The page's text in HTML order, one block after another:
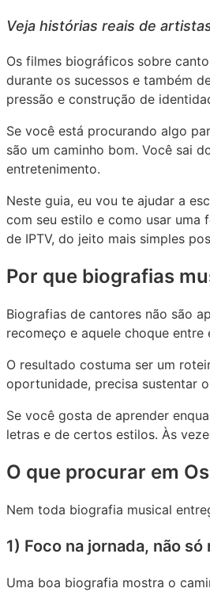
Veja histórias reais de
Os filmes biográficos sobre
durante os sucessos e também
pressão e construção de
Se você está procurando algo
são um caminho bom. Você sai
entretenimento.
Neste guia, eu vou te ajudar a
com seu estilo e como usar uma
de IPTV, do jeito mais simples
Por que biografias
Biografias de cantores não são
recomeço e aquele choque
O resultado costuma ser um
oportunidade, precisa sustentar
Se você gosta de aprender
letras e de certos estilos. Às
O que procurar em
Nem toda biografia musical
1) Foco na jornada, não
Uma boa biografia mostra o